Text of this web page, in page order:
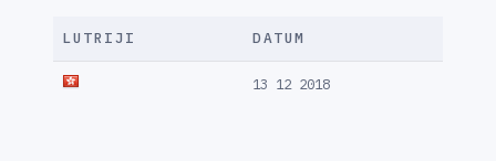
LUTRIJI DATUM
13 12 2018